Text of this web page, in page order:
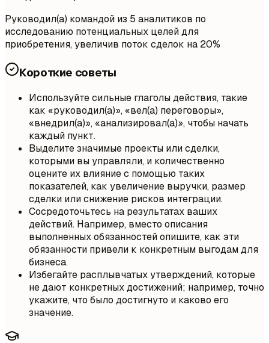
Руководил(а) командой из 5 аналитиков по
исследованию потенциальных целей для
приобретения, увеличив поток сделок на 20%
Короткие советы
Используйте сильные глаголы действия, такие
как «руководил(а)», «вел(а) переговоры»,
«внедрил(а)», «анализировал(а)», чтобы начать
каждый пункт.
Выделите значимые проекты или сделки,
которыми вы управляли, и количественно
оцените их влияние с помощью таких
показателей, как увеличение выручки, размер
сделки или снижение рисков интеграции.
Сосредоточьтесь на результатах ваших
действий. Например, вместо описания
выполненных обязанностей опишите, как эти
обязанности привели к конкретным выгодам для
бизнеса.
Избегайте расплывчатых утверждений, которые
не дают конкретных достижений; например, точно
укажите, что было достигнуто и каково его
значение.